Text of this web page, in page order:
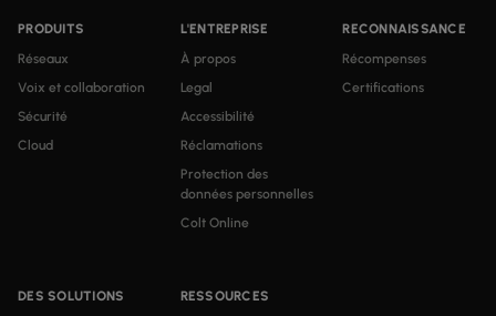
PRODUITS
Réseaux
Voix et collaboration
Sécurité
Cloud
DES SOLUTIONS
RESSOURCES
L'ENTREPRISE
À propos
Legal
Accessibilité
Réclamations
Protection des
données personnelles
Colt Online
RECONNAISSANCE
Récompenses
Certifications